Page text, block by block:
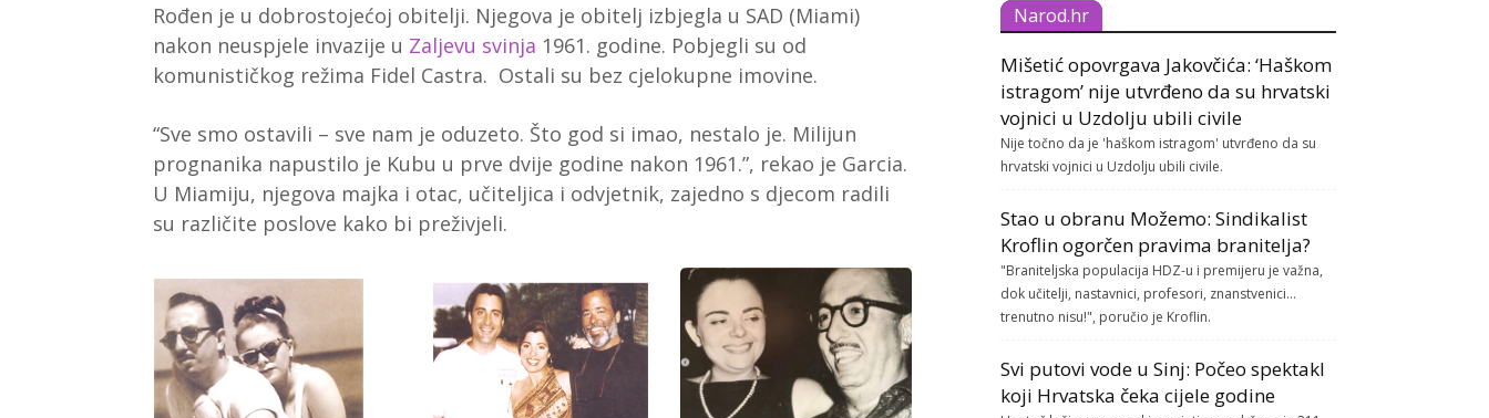
Rođen je u dobrostojećoj obitelji. Njegova je obitelj izbjegla u SAD (Miami)
nakon neuspjele invazije u Zaljevu svinja 1961. godine. Pobjegli su od
komunističkog režima Fidel Castra. Ostali su bez cjelokupne imovine.
“Sve smo ostavili – sve nam je oduzeto. Što god si imao, nestalo je. Milijun
prognanika napustilo je Kubu u prve dvije godine nakon 1961.”, rekao je Garcia.
U Miamiju, njegova majka i otac, učiteljica i odvjetnik, zajedno s djecom radili
su različite poslove kako bi preživjeli.
Narod.hr
Mišetić opovrgava Jakovčića: ‘Haškom
istragom’ nije utvrđeno da su hrvatski
vojnici u Uzdolju ubili civile
Nije točno da je 'haškom istragom' utvrđeno da su
hrvatski vojnici u Uzdolju ubili civile.
Stao u obranu Možemo: Sindikalist
Kroflin ogorčen pravima branitelja?
"Braniteljska populacija HDZ-u i premijeru je važna,
dok učitelji, nastavnici, profesori, znanstvenici...
trenutno nisu!", poručio je Kroflin.
Svi putovi vode u Sinj: Počeo spektakl
koji Hrvatska čeka cijele godine